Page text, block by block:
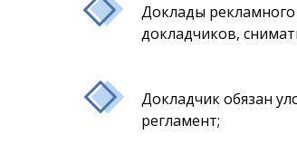
Доклады
докладчиков,
Докладчик обязан
регламент;